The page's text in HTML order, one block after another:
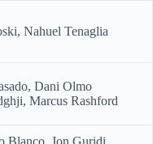
Nahuel Tenaglia
Dani Olmo
Marcus Rashford
Blanco, Jon Guridi,